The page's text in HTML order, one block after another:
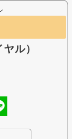
ル）